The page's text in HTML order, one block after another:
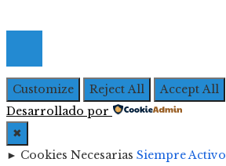
Customize Reject All
Accept All
Desarrollado por
✖
► Cookies Necesarias Siempre Activo